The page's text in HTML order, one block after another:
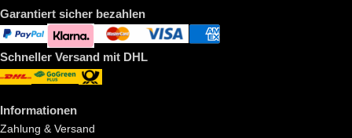
Garantiert sicher bezahlen
Schneller Versand mit DHL
Informationen
Zahlung & Versand